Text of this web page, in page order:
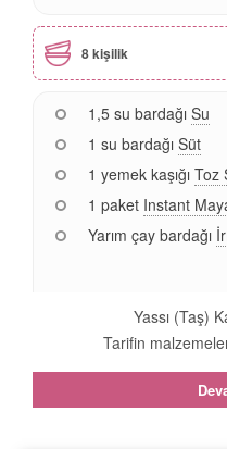
8 kişilik
1,5 su bardağı Su
1 su bardağı Süt
1 yemek kaşığı Toz
1 paket Instant
Yarım çay bardağı
Yassı (Taş)
Tarifin